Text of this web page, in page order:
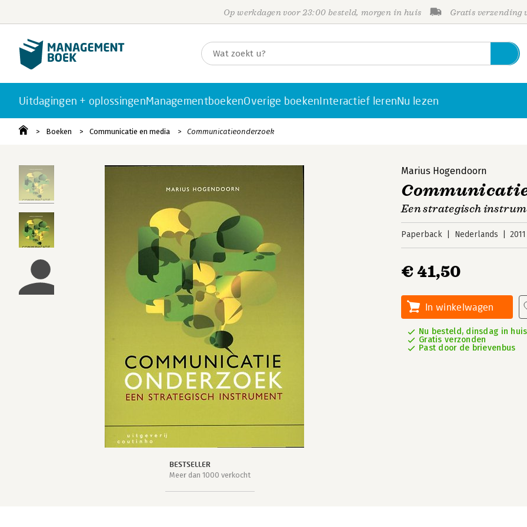
Op werkdagen voor 23:00 besteld, morgen in huis Gratis verzending
Uitdagingen + oplossingenManagementboekenOverige boekenInteractief lerenNu lezen
Boeken Communicatie en media Communicatieonderzoek
BESTSELLER
Meer dan 1000 verkocht
Marius Hogendoorn
Een strategisch
Paperback Nederlands 2011
€ 41,50
In winkelwagen
Nu besteld, dinsdag in huis
Gratis verzonden
Past door de brievenbus